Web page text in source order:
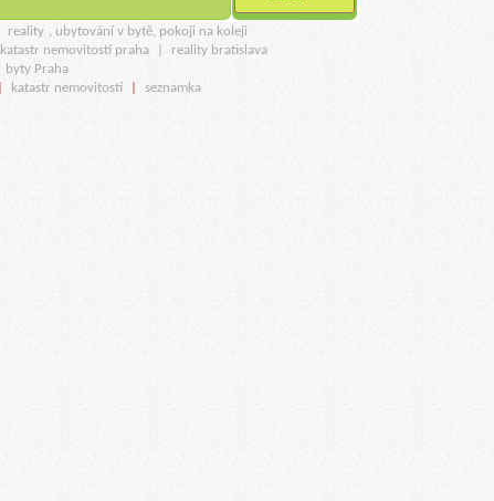
reality
, ubytování v bytě, pokoji na koleji
katastr nemovitostí praha
reality bratislava
byty Praha
katastr nemovitostí seznamka